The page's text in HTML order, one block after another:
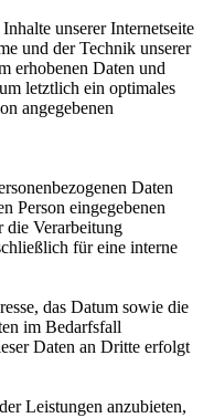
unserer Internetseite
und der Technik unserer
erhobenen Daten und
letztlich ein optimales
angegebenen
Daten
Person eingegebenen
die Verarbeitung
für eine interne
das Datum sowie die
im Bedarfsfall
Daten an Dritte erfolgt
Leistungen anzubieten,